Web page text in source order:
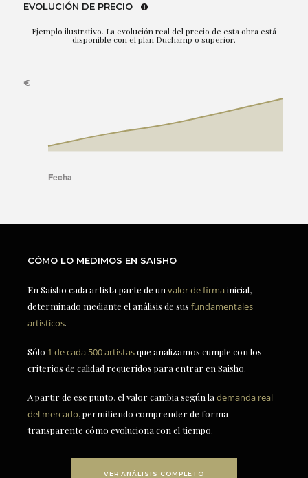
EVOLUCIÓN DE PRECIO
Ejemplo ilustrativo. La evolución real del precio de esta obra está
disponible con el plan Duchamp o superior.
CÓMO LO MEDIMOS EN SAISHO
En Saisho cada artista parte de un valor de firmainicial,
determinado mediante el análisis de sus fundamentales
artísticos.
Sólo 1 de cada 500 artistasque analizamos cumple con los
criterios de calidad requeridos para entrar en Saisho.
A partir de ese punto, el valor cambia según la demanda real
del mercado, permitiendo comprender de forma
transparente cómo evoluciona con el tiempo.
VER ANÁLISIS COMPLETO